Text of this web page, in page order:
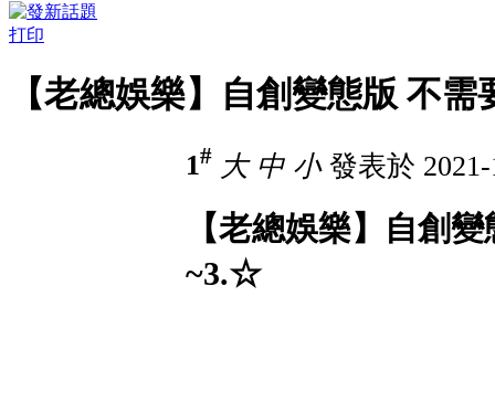
打印
【老總娛樂】自創變態版 不
1# 大 中 小發表於
【老總娛樂】自創
~3.☆